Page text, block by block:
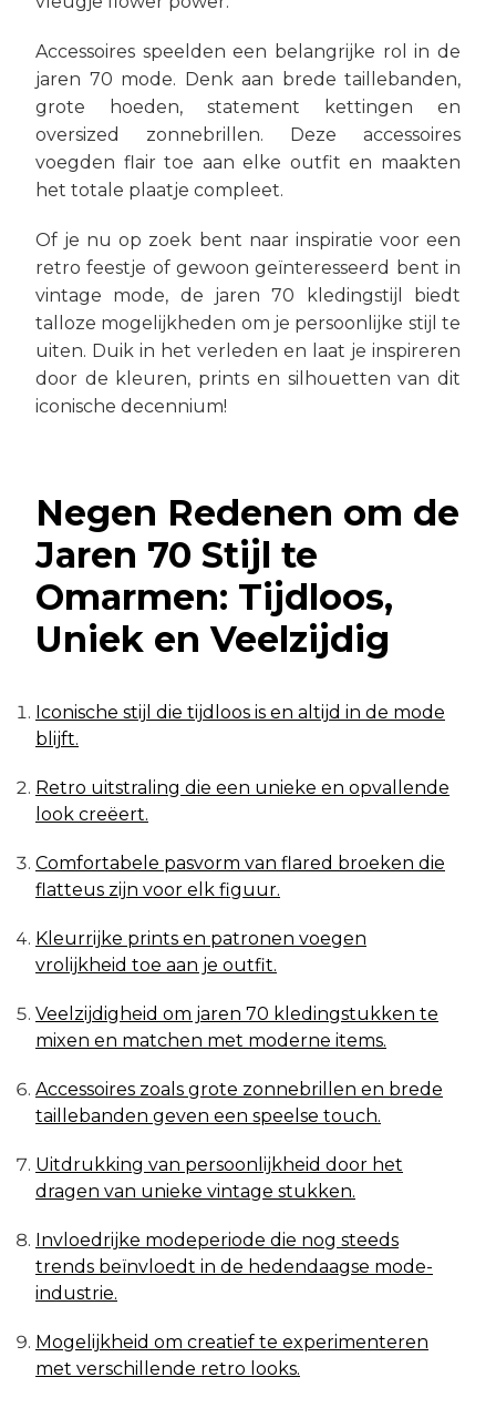
Accessoires speelden een belangrijke rol in de
jaren 70 mode. Denk aan brede taillebanden,
grote hoeden, statement kettingen en
oversized zonnebrillen. Deze accessoires
voegden flair toe aan elke outfit en maakten
het totale plaatje compleet.
Of je nu op zoek bent naar inspiratie voor een
retro feestje of gewoon geïnteresseerd bent in
vintage mode, de jaren 70 kledingstijl biedt
talloze mogelijkheden om je persoonlijke stijl te
uiten. Duik in het verleden en laat je inspireren
door de kleuren, prints en silhouetten van dit
iconische decennium!
Negen Redenen om de
Jaren 70 Stijl te
Omarmen: Tijdloos,
Uniek en Veelzijdig
Iconische stijl die tijdloos is en altijd in de mode
blijft.
Retro uitstraling die een unieke en opvallende
look creëert.
Comfortabele pasvorm van flared broeken die
flatteus zijn voor elk figuur.
Kleurrijke prints en patronen voegen
vrolijkheid toe aan je outfit.
Veelzijdigheid om jaren 70 kledingstukken te
mixen en matchen met moderne items.
Accessoires zoals grote zonnebrillen en brede
taillebanden geven een speelse touch.
Uitdrukking van persoonlijkheid door het
dragen van unieke vintage stukken.
Invloedrijke modeperiode die nog steeds
trends beïnvloedt in de hedendaagse mode-
industrie.
Mogelijkheid om creatief te experimenteren
met verschillende retro looks.